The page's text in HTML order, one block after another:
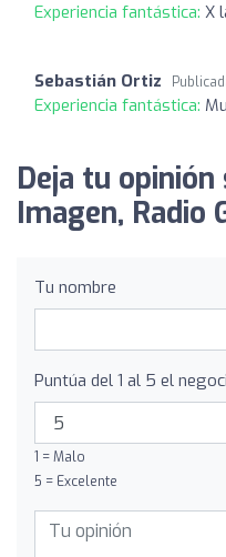
Experiencia fantástica: X
Sebastián Ortiz
Experiencia fantástica:
Deja tu
Imagen, Radio
Tu nombre
Puntúa del 1 al 5 el
1 = Malo
5 = Excelente